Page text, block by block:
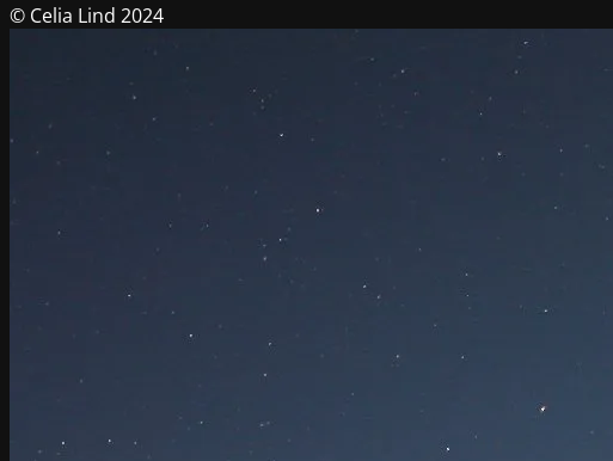
© Celia Lind 2024